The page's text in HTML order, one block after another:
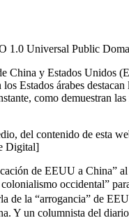
1.0 Universal Public
China y Estados Unidos
Estados árabes
como demuestran
del contenido de esta
Digital]
de EEUU a China”
occidental”
la “arrogancia” de
Y un columnista del